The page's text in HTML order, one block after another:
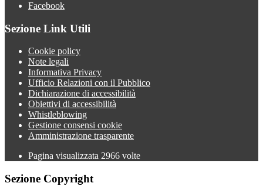
Facebook
Sezione Link Utili
Cookie policy
Note legali
Informativa Privacy
Ufficio Relazioni con il Pubblico
Dichiarazione di accessibilità
Obiettivi di accessibilità
Whistleblowing
Gestione consensi cookie
Amministrazione trasparente
Pagina visualizzata 2966 volte
Sezione Copyright